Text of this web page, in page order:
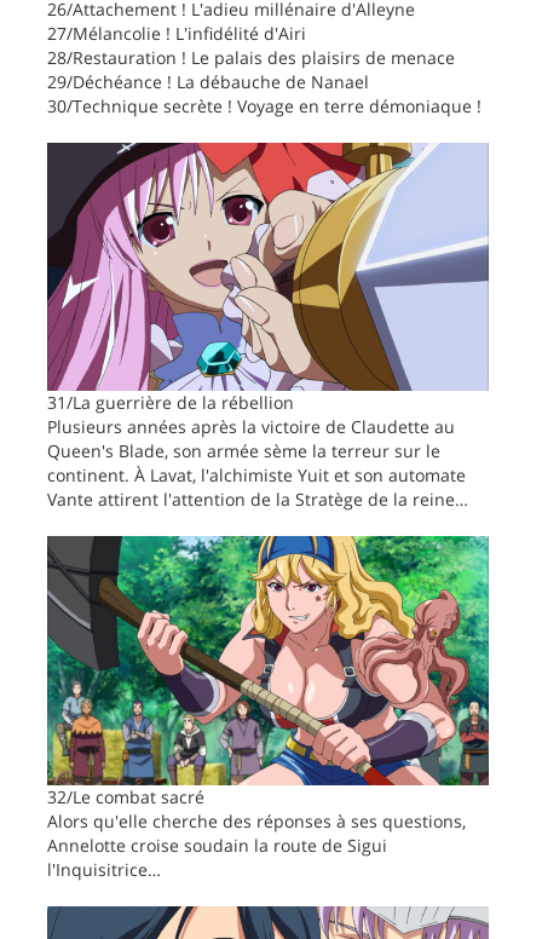
26/Attachement ! L'adieu millénaire d'Alleyne
27/Mélancolie ! L'infidélité d'Airi
28/Restauration ! Le palais des plaisirs de menace
29/Déchéance ! La débauche de Nanael
30/Technique secrète ! Voyage en terre démoniaque !
31/La guerrière de la rébellion
Plusieurs années après la victoire de Claudette au
Queen's Blade, son armée sème la terreur sur le
continent. À Lavat, l'alchimiste Yuit et son automate
Vante attirent l'attention de la Stratège de la reine…
32/Le combat sacré
Alors qu'elle cherche des réponses à ses questions,
Annelotte croise soudain la route de Sigui
l'Inquisitrice…